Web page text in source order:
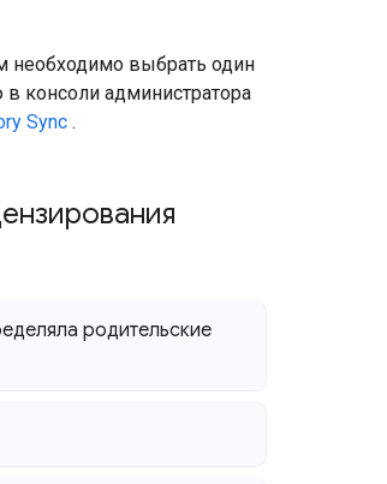
необходимо выбрать один
консоли администратора
Sync .
родительские